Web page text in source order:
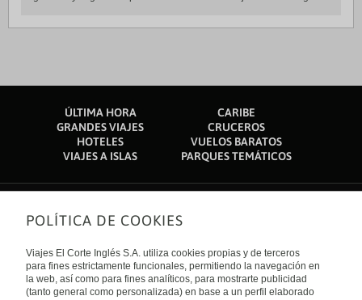
ÚLTIMA HORA
CARIBE
GRANDES VIAJES
CRUCEROS
HOTELES
VUELOS BARATOS
VIAJES A ISLAS
PARQUES TEMÁTICOS
Sobre nosotros
Quiénes somos
Financiación
Sostenibilidad
Turismo accesible
Enlaces de interés
Guías de viaje
POLÍTICA DE COOKIES
Viajes El Corte Inglés S.A. utiliza cookies propias y de terceros
para fines estrictamente funcionales, permitiendo la navegación en
la web, así como para fines analíticos, para mostrarte publicidad
(tanto general como personalizada) en base a un perfil elaborado